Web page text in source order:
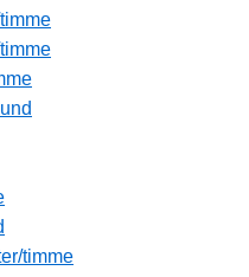
timme